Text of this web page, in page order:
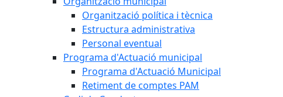
Organització política i tècnica
Estructura administrativa
Personal eventual
Programa d'Actuació municipal
Programa d'Actuació Municipal
Retiment de comptes PAM